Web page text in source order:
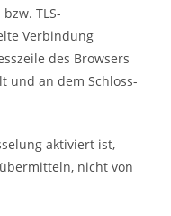
TLS-
Verbindung
des Browsers
und an dem Schloss-
aktiviert ist,
nicht von